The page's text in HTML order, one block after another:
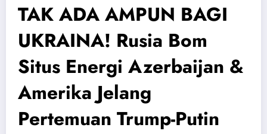
TAK ADA AMPUN BAGI
UKRAINA! Rusia Bom
Situs Energi Azerbaijan &
Amerika Jelang
Pertemuan Trump-Putin